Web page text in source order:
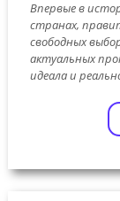
Впервые в
странах,
свободных
актуальных
идеала и